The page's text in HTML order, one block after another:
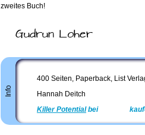
zweites Buch!
Gudrun Loher
Info
400 Seiten, Paperback, List
Hannah Deitch
Killer Potentialbei